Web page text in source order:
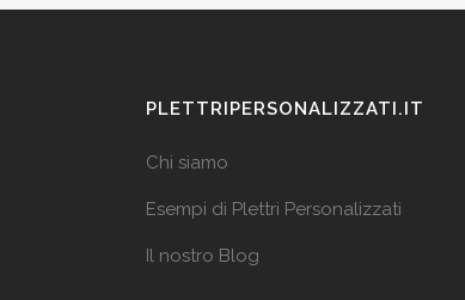
PLETTRIPERSONALIZZATI.IT
Chi siamo
Esempi di Plettri Personalizzati
Il nostro Blog